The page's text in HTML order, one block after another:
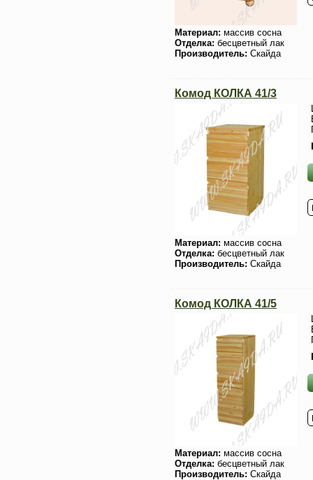
Материал: массив сосна
Отделка: бесцветный лак
Производитель: Скайда
Комод КОЛКА 41/3
Материал: массив сосна
Отделка: бесцветный лак
Производитель: Скайда
Комод КОЛКА 41/5
Материал: массив сосна
Отделка: бесцветный лак
Производитель: Скайда